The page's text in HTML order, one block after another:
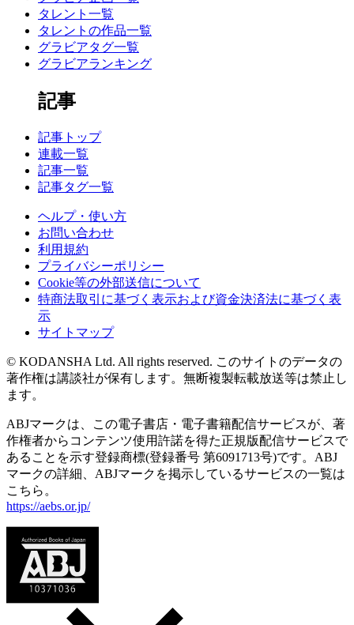
タレント一覧
タレントの作品一覧
グラビアタグ一覧
グラビアランキング
記事
記事トップ
連載一覧
記事一覧
記事タグ一覧
ヘルプ・使い方
お問い合わせ
利用規約
プライバシーポリシー
Cookie等の外部送信について
特商法取引に基づく表示および資金決済法に基づく表
示
サイトマップ
© KODANSHA Ltd. All rights reserved. このサイトのデータの
著作権は講談社が保有します。無断複製転載放送等は禁止し
ます。
ABJマークは、この電子書店・電子書籍配信サービスが、著
作権者からコンテンツ使用許諾を得た正規版配信サービスで
あることを示す登録商標(登録番号 第6091713号)です。ABJ
マークの詳細、ABJマークを掲示しているサービスの一覧は
こちら。
https://aebs.or.jp/